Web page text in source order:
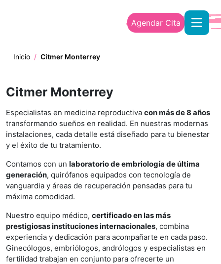
Agendar Cita
Inicio / Citmer Monterrey
Citmer Monterrey
Especialistas en medicina reproductiva con más de 8 años
transformando sueños en realidad. En nuestras modernas
instalaciones, cada detalle está diseñado para tu bienestar
y el éxito de tu tratamiento.
Contamos con un laboratorio de embriología de última
generación, quirófanos equipados con tecnología de
vanguardia y áreas de recuperación pensadas para tu
máxima comodidad.
Nuestro equipo médico, certificado en las más
prestigiosas instituciones internacionales, combina
experiencia y dedicación para acompañarte en cada paso.
Ginecólogos, embriólogos, andrólogos y especialistas en
fertilidad trabajan en conjunto para ofrecerte un